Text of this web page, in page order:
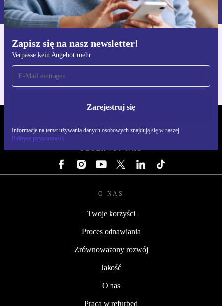
Zapisz się na nasz newsletter!
Verpasse kein Angebot mehr
Zarejestruj się
Informacje na temat używania danych osobowych znajdują się w naszej
Polityce prywatności
naszej
Polityce prywatności
Pobierz aplikację refurbed
Dla iOS i Android
OBSERWUJ NAS
O NAS
Twoje korzyści
Proces odnawiania
Zrównoważony rozwój
Jakość
O nas
Praca w refurbed